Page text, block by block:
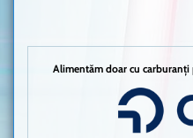
Alimentăm doar cu carburanți